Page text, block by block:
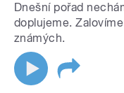
Dnešní pořad
doplujeme.
známých.